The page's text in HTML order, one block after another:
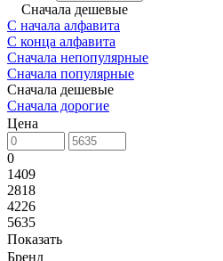
Сначала дешевые
С начала алфавита
С конца алфавита
Сначала непопулярные
Сначала популярные
Сначала дешевые
Сначала дорогие
Цена
0
1409
2818
4226
5635
Показать
Бренд